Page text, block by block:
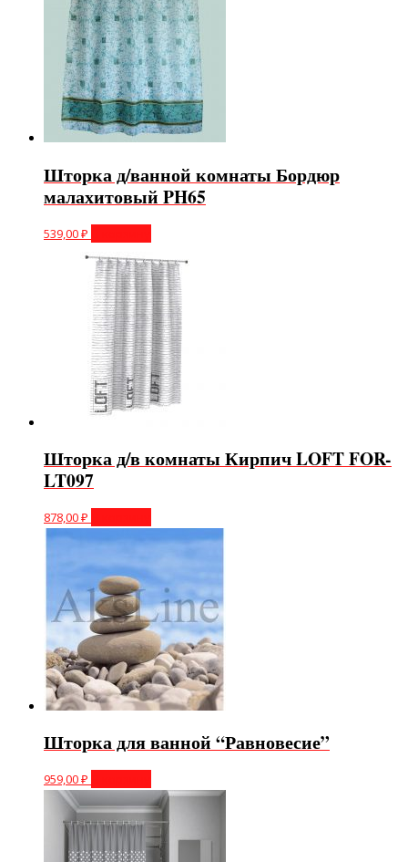
Шторка д/ванной комнаты Бордюр
малахитовый PH65
539,00₽
Шторка д/в комнаты Кирпич LOFT FOR-
LT097
878,00₽
Шторка для ванной “Равновесие”
959,00₽